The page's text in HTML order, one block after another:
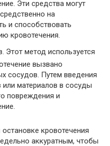
Эти средства могут
на
и способствовать
кровотечения.
Этот метод используется
вызвано
сосудов. Путем введения
материалов в сосуды
повреждения и
кровотечения
аккуратным, чтобы